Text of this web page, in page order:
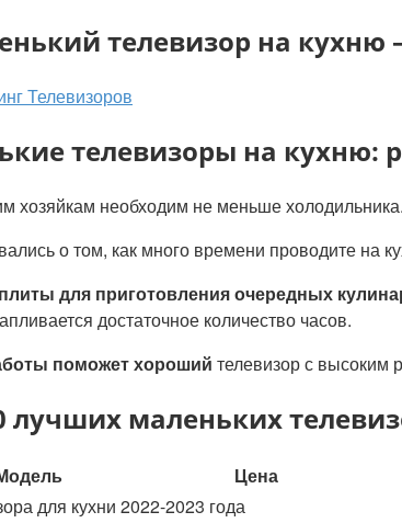
телевизор на кухню
Телевизоров
телевизоры на кухню:
хозяйкам необходим не меньше
о том, как много времени проводите на
для приготовления очередных
достаточное количество часов.
поможет хороший телевизор с
лучших маленьких
Цена
для кухни 2022-2023 года